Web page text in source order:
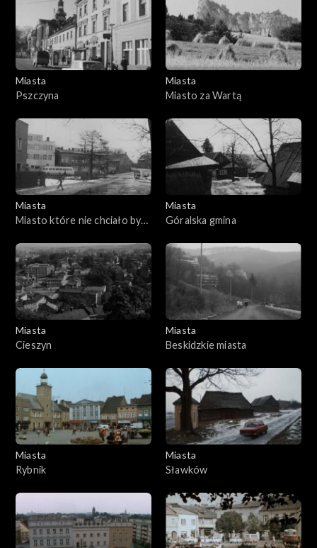
Miasta
Pszczyna
Miasta
Miasto za Wartą
Miasta
Miasto które nie chciało być
Miasta
Góralska gmina
Miasta
Cieszyn
Miasta
Beskidzkie miasta
Miasta
Rybnik
Miasta
Sławków